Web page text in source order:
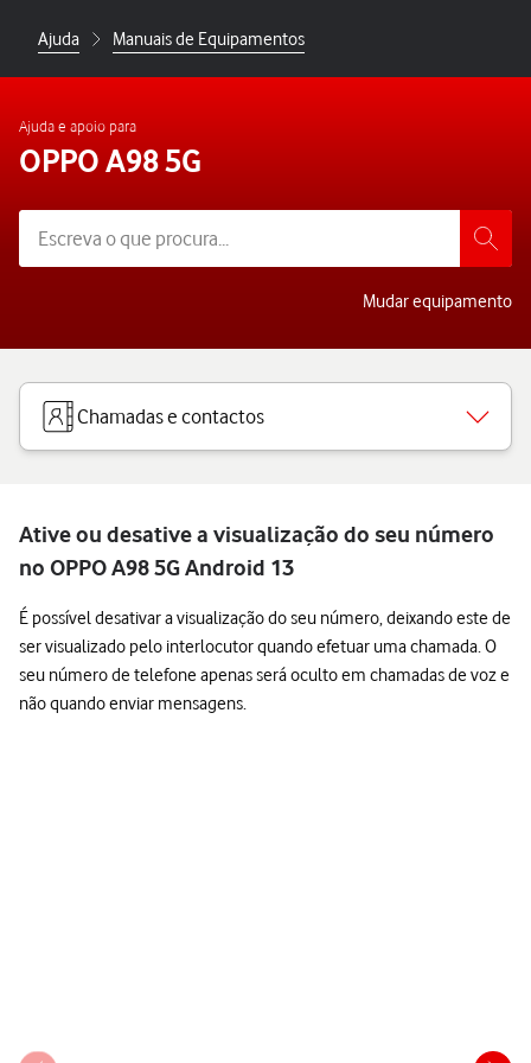
Ajuda Manuais de Equipamentos
Ajuda e apoio para
OPPO A98 5G
Mudar equipamento
Chamadas e contactos
Ative ou desative a visualização do seu número
no OPPO A98 5G Android 13
É possível desativar a visualização do seu número, deixando este de
ser visualizado pelo interlocutor quando efetuar uma chamada. O
seu número de telefone apenas será oculto em chamadas de voz e
não quando enviar mensagens.